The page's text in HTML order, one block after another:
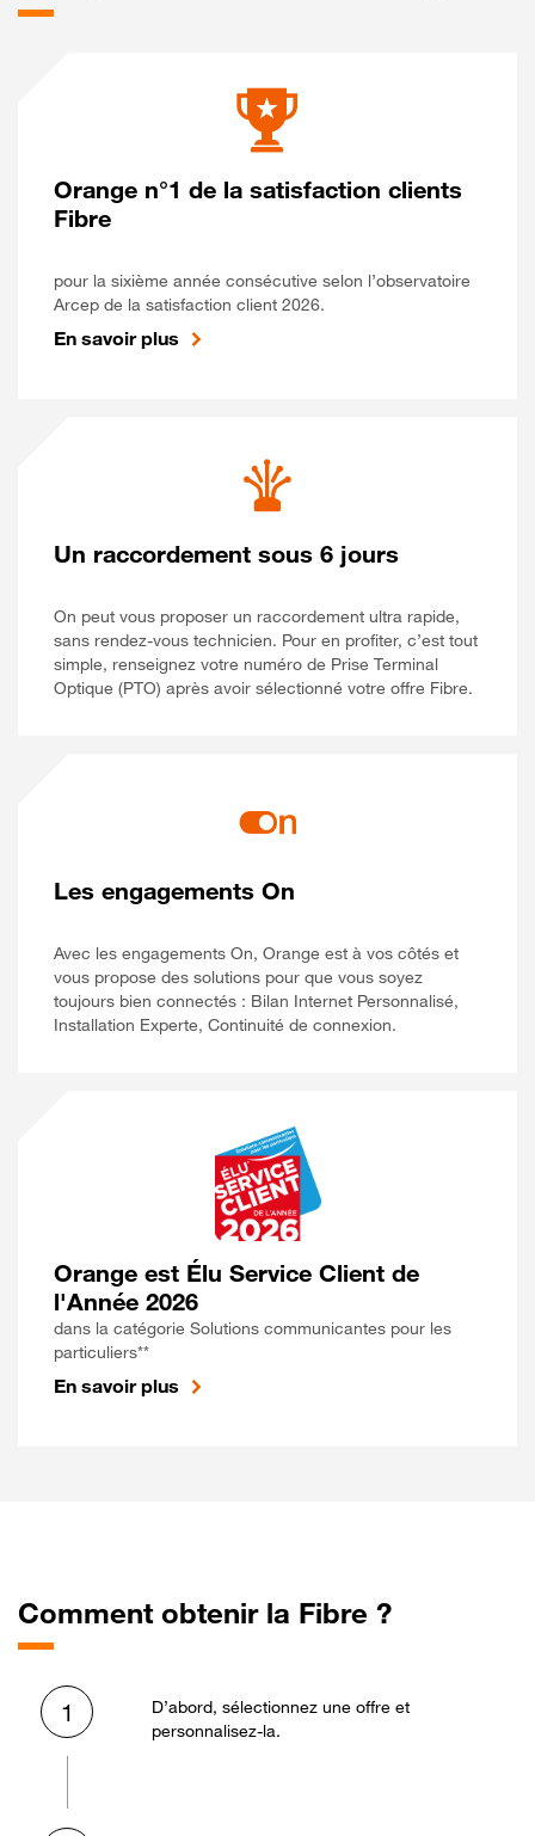
Orange n°1 de la satisfaction clients
Fibre
pour la sixième année consécutive selon l’observatoire
Arcep de la satisfaction client 2026.
En savoir plus
Un raccordement sous 6 jours
On peut vous proposer un raccordement ultra rapide,
sans rendez-vous technicien. Pour en profiter, c’est tout
simple, renseignez votre numéro de Prise Terminal
Optique (PTO) après avoir sélectionné votre offre Fibre.
Les engagements On
Avec les engagements On, Orange est à vos côtés et
vous propose des solutions pour que vous soyez
toujours bien connectés : Bilan Internet Personnalisé,
Installation Experte, Continuité de connexion.
Orange est Élu Service Client de
l'Année 2026
dans la catégorie Solutions communicantes pour les
particuliers**
En savoir plus
Comment obtenir la Fibre ?
1
D’abord, sélectionnez une offre et
personnalisez-la.